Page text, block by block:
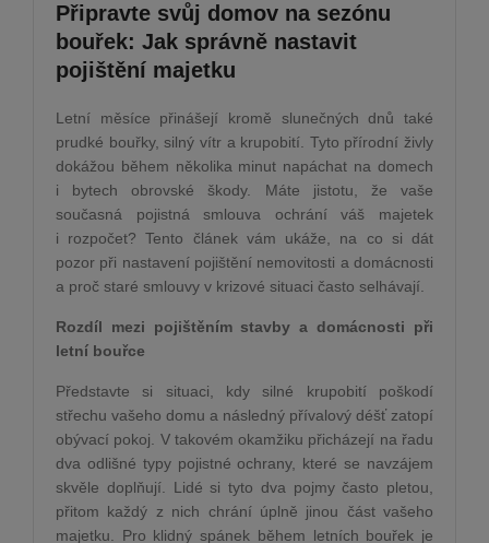
Připravte svůj domov na sezónu
bouřek: Jak správně nastavit
pojištění majetku
Letní měsíce přinášejí kromě slunečných dnů také
prudké bouřky, silný vítr a krupobití. Tyto přírodní živly
dokážou během několika minut napáchat na domech
i bytech obrovské škody. Máte jistotu, že vaše
současná pojistná smlouva ochrání váš majetek
i rozpočet? Tento článek vám ukáže, na co si dát
pozor při nastavení pojištění nemovitosti a domácnosti
a proč staré smlouvy v krizové situaci často selhávají.
Rozdíl mezi pojištěním stavby a domácnosti při
letní bouřce
Představte si situaci, kdy silné krupobití poškodí
střechu vašeho domu a následný přívalový déšť zatopí
obývací pokoj. V takovém okamžiku přicházejí na řadu
dva odlišné typy pojistné ochrany, které se navzájem
skvěle doplňují. Lidé si tyto dva pojmy často pletou,
přitom každý z nich chrání úplně jinou část vašeho
majetku. Pro klidný spánek během letních bouřek je